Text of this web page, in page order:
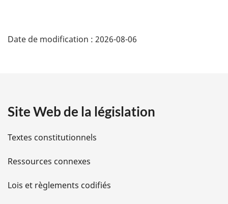
é
i
l
s
d
Date de modification : 2026-08-06
Site Web de la législation
Textes constitutionnels
Ressources connexes
Lois et règlements codifiés